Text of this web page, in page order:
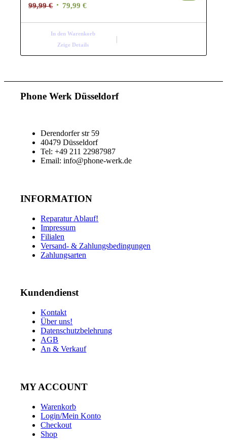
99,99€ Ursprünglicher
99,99 €
79,99€Aktueller
In den Warenkorb
Zeige Details
Phone Werk Düsseldorf
Derendorfer str 59
40479 Düsseldorf
Tel: +49 211 22987987
Email: info@phone-werk.de
INFORMATION
Reparatur Ablauf!
Impressum
Filialen
Versand- & Zahlungsbedingungen
Zahlungsarten
Kundendienst
Kontakt
Über uns!
Datenschutzbelehrung
AGB
An & Verkauf
MY ACCOUNT
Warenkorb
Login/Mein Konto
Checkout
Shop